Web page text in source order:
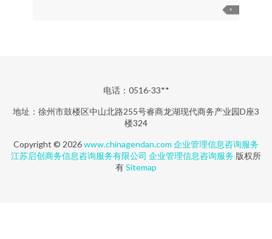
电话：0516-33**
地址：徐州市鼓楼区中山北路255号睿商龙湖现代商务产业园D座3
楼324
Copyright © 2026www.chinagendan.com 企业管理信息咨询服务
江苏启创商务信息咨询服务有限公司 企业管理信息咨询服务 版权所
有Sitemap